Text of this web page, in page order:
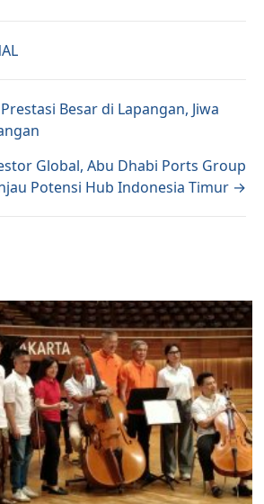
Besar di Lapangan, Jiwa
Global, Abu Dhabi Ports Group
Potensi Hub Indonesia Timur →